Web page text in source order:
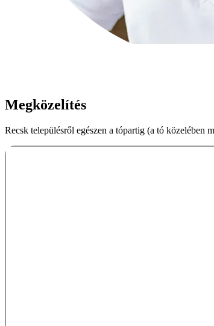
Megközelítés
Recsk településről egészen a tópartig (a tó közelében